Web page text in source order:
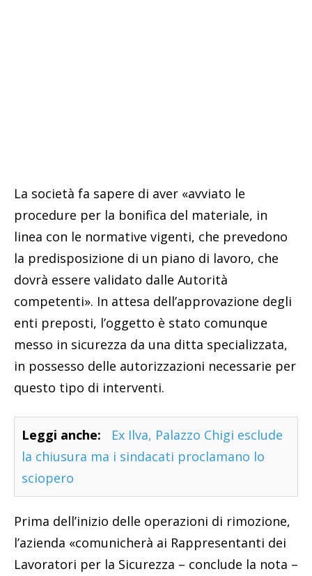
La società fa sapere di aver «avviato le
procedure per la bonifica del materiale, in
linea con le normative vigenti, che prevedono
la predisposizione di un piano di lavoro, che
dovrà essere validato dalle Autorità
competenti». In attesa dell’approvazione degli
enti preposti, l’oggetto è stato comunque
messo in sicurezza da una ditta specializzata,
in possesso delle autorizzazioni necessarie per
questo tipo di interventi.
Leggi anche:
Ex Ilva, Palazzo Chigi esclude
la chiusura ma i sindacati proclamano lo
sciopero
Prima dell’inizio delle operazioni di rimozione,
l’azienda «comunicherà ai Rappresentanti dei
Lavoratori per la Sicurezza – conclude la nota –